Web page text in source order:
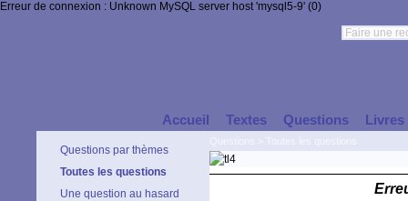
Erreur de connexion : Unknown MySQL server host 'mysql5-9' (0)
Accueil Textes Questions Livres
Questions par thèmes
Toutes les questions
Une question au hasard